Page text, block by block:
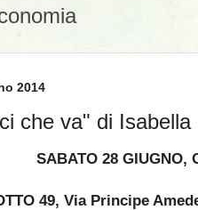
2014
che va" di Isabella
SABATO 28 GIUGNO,
49, Via Principe